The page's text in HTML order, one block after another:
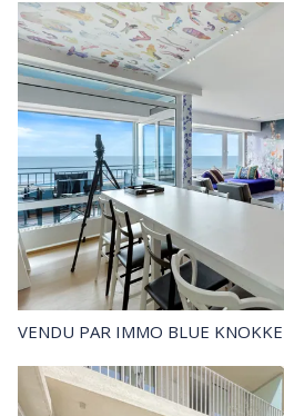
VENDU PAR IMMO BLUE KNOKKE